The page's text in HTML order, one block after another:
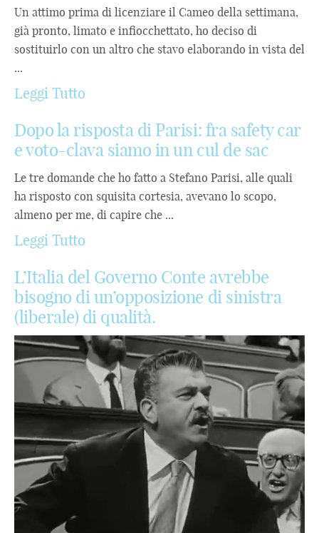
Un attimo prima di licenziare il Cameo della settimana,
già pronto, limato e infiocchettato, ho deciso di
sostituirlo con un altro che stavo elaborando in vista del
...
Leggi Tutto
Dopo la risposta di Parisi: fra safety car
e voto-clava siamo in un cul de sac
Le tre domande che ho fatto a Stefano Parisi, alle quali
ha risposto con squisita cortesia, avevano lo scopo,
almeno per me, di capire che ...
Leggi Tutto
L’Italia del Governo Conte avrebbe
bisogno di un’opposizione di sinistra
(liberale) di qualità.